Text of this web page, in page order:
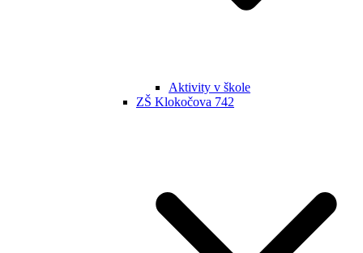
Aktivity v škole
ZŠ Klokočova 742